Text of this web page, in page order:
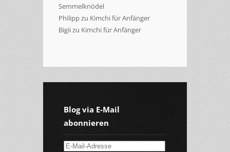
Semmelknödel
Philippzu Kimchi für Anfänger
Bigiizu Kimchi für Anfänger
Blog via E-Mail
abonnieren
E-